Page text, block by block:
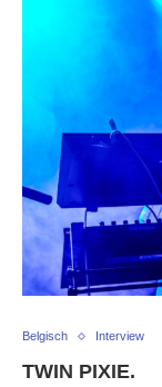
Belgisch Interview
TWIN PIXIE.